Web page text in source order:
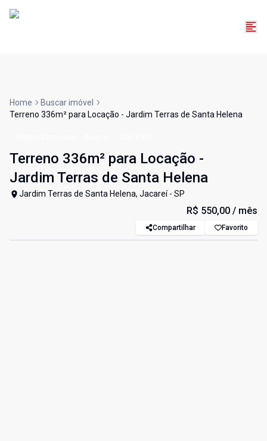
Home
Buscar imóvel
Terreno 336m² para Locação - Jardim Terras de Santa Helena
Terreno 336m² para Locação -
Jardim Terras de Santa Helena
Jardim Terras de Santa Helena, Jacareí - SP
R$ 550,00 / mês
Compartilhar Favorito